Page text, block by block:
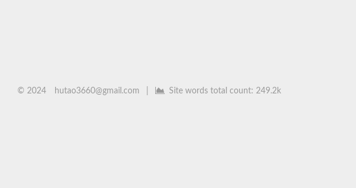
© 2024 hutao3660@gmail.com Site words total count: 249.2k